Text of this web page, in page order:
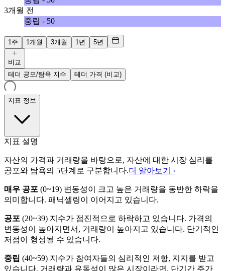
3개월 전
중립 - 50
1주 1개월 3개월 1년 5년
비교
테더 공포/탐욕 지수
테더 가격 (비교)
지표 정보
지표 설명
자산의 가격과 거래량을 바탕으로, 자산에 대한 시장 심리를
공포와 탐욕의 5단계로 구분합니다.더 알아보기 ›
매우 공포 (0~19) 변동성이 크고 높은 거래량을 동반한 하락을
의미합니다. 패닉셀링이 이어지고 있습니다.
공포 (20~39) 지수가 점진적으로 하락하고 있습니다. 가격의
변동성이 높아지면서, 거래량이 높아지고 있습니다. 단기적인
저점이 형성될 수 있습니다.
중립 (40~59) 지수가 참여자들의 심리적인 저항, 지지를 받고
있습니다. 거래량과 유동성이 많은 시장이라면, 단기간 주가